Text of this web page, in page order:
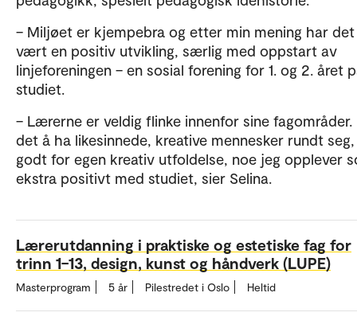
– Miljøet er kjempebra og etter min mening har
vært en positiv utvikling, særlig med oppstart av
linjeforeningen – en sosial forening for 1. og 2. året
studiet.
– Lærerne er veldig flinke innenfor sine fagområder.
det å ha likesinnede, kreative mennesker rundt
godt for egen kreativ utfoldelse, noe jeg opplever
ekstra positivt med studiet, sier Selina.
Lærerutdanning i praktiske og estetiske fag for
trinn 1–13, design, kunst og håndverk (LUPE)
Masterprogram 5 år Pilestredet i Oslo Heltid